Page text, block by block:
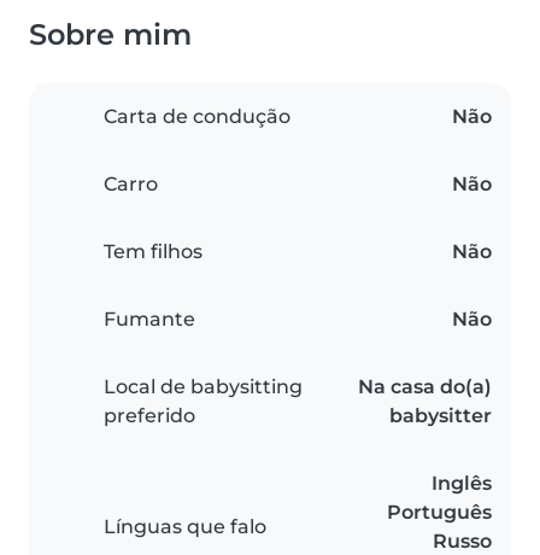
Sobre mim
Carta de condução Não
Carro Não
Tem filhos Não
Fumante Não
Local de babysitting
preferido
Na casa do(a)
babysitter
Línguas que falo
Inglês
Português
Russo